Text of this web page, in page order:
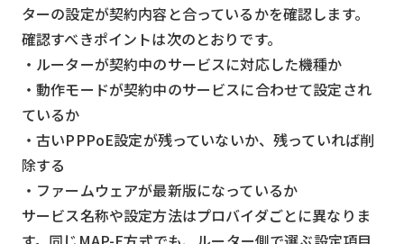
ターの設定が契約内容と合っているかを確認します。
確認すべきポイントは次のとおりです。
・ルーターが契約中のサービスに対応した機種か
・動作モードが契約中のサービスに合わせて設定され
ているか
・古いPPPoE設定が残っていないか、残っていれば削
除する
・ファームウェアが最新版になっているか
サービス名称や設定方法はプロバイダごとに異なりま